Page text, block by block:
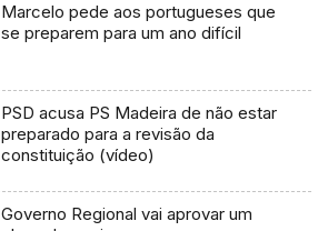
Marcelo pede aos portugueses que
se preparem para um ano difícil
PSD acusa PS Madeira de não estar
preparado para a revisão da
constituição (vídeo)
Governo Regional vai aprovar um